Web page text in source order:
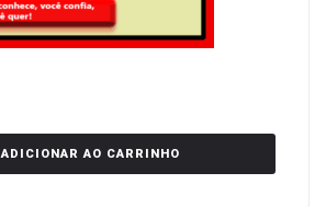
ADICIONAR AO CARRINHO